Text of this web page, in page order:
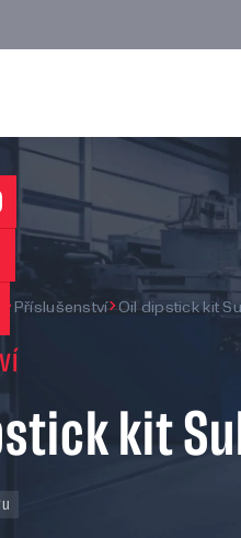
Příslušenství Oil dipstick kit
kit